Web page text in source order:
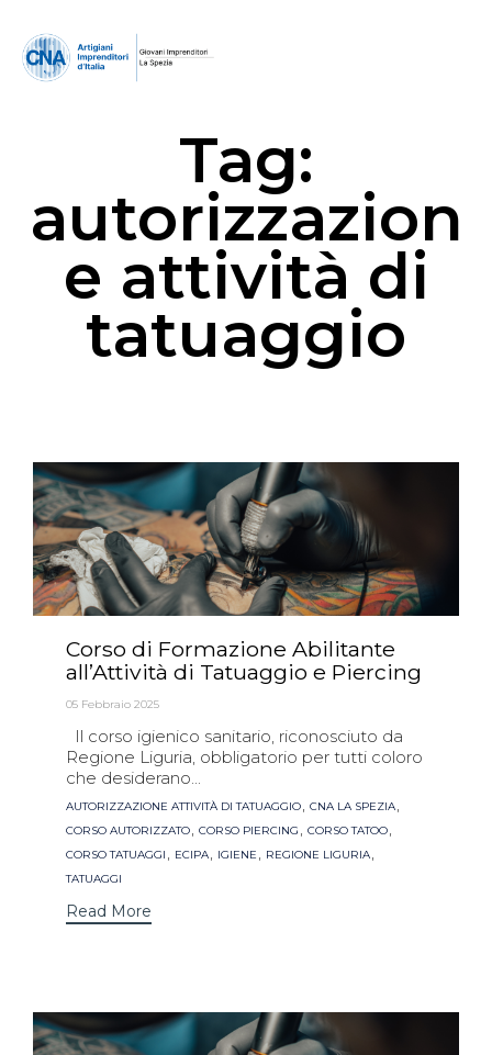
Tag:
autorizzazion
e attività di
tatuaggio
Corso di Formazione Abilitante
all’Attività di Tatuaggio e Piercing
05 Febbraio 2025
Il corso igienico sanitario, riconosciuto da
Regione Liguria, obbligatorio per tutti coloro
che desiderano...
Tags
AUTORIZZAZIONE ATTIVITÀ DI TATUAGGIO, CNA LA SPEZIA,
CORSO AUTORIZZATO, CORSO PIERCING , CORSO TATOO,
CORSO TATUAGGI , ECIPA, IGIENE , REGIONE LIGURIA,
TATUAGGI
Read More